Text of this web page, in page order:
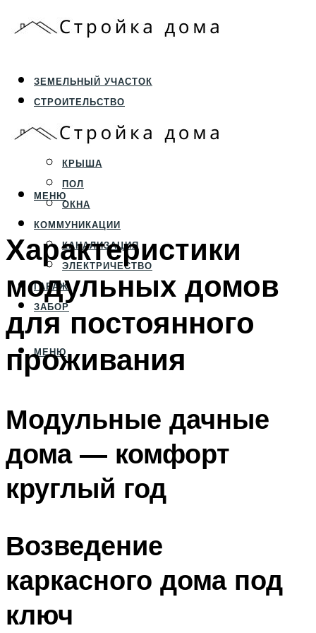
ЗЕМЕЛЬНЫЙ УЧАСТОК
СТРОИТЕЛЬСТВО
ФУНДАМЕНТ И ЦОКОЛЬ
ПЕРЕКРЫТИЯ И СТЕНЫ
КРЫША
ПОЛ
ОКНА
КОММУНИКАЦИИ
КАНАЛИЗАЦИЯ
ЭЛЕКТРИЧЕСТВО
ГАРАЖ
ЗАБОР
МЕНЮ
МЕНЮ
Характеристики
модульных домов
для постоянного
проживания
Модульные дачные
дома — комфорт
круглый год
Возведение
каркасного дома под
ключ